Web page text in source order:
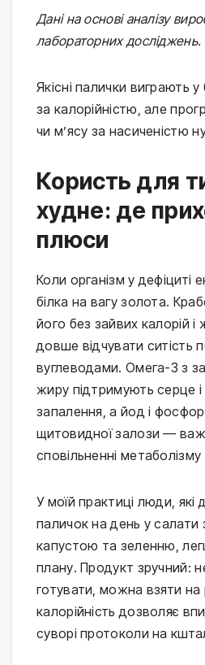
Дані на основі аналізу
лабораторних досліджень.
Якісні палички виграють у
за калорійністю, але
чи м’ясу за насиченістю
Користь для
худне: де
плюси
Коли організм у дефіциті
білка на вагу золота.
його без зайвих калорій
довше відчувати ситість
вуглеводами. Омега-3 з
жиру підтримують серце
запалення, а йод і
щитовидної залози —
сповільненні метаболізму
У моїй практиці люди, які
паличок на день у салати
капустою та зеленню,
плану. Продукт зручний:
готувати, можна взяти на
калорійність дозволяє
суворі протоколи на